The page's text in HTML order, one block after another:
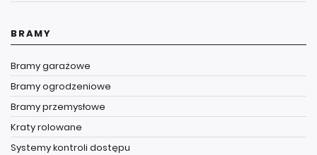
BRAMY
Bramy garażowe
Bramy ogrodzeniowe
Bramy przemysłowe
Kraty rolowane
Systemy kontroli dostępu